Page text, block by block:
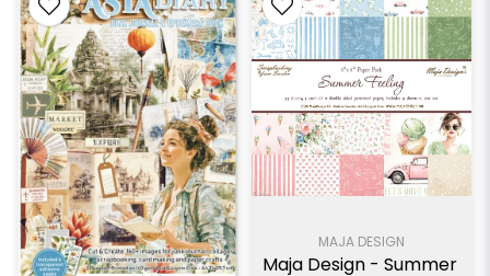
MAJA DESIGN
Maja Design - Summer